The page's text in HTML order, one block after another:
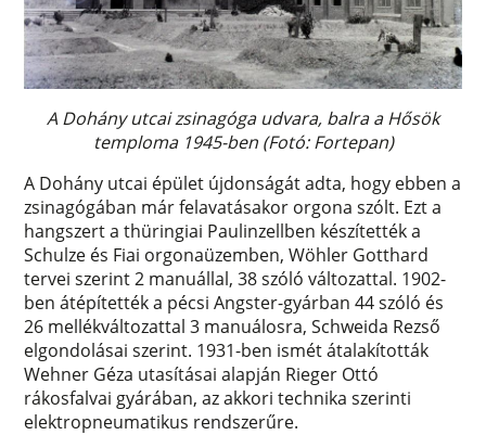
A Dohány utcai zsinagóga udvara, balra a Hősök
temploma 1945-ben (Fotó: Fortepan)
A Dohány utcai épület újdonságát adta, hogy ebben a
zsinagógában már felavatásakor orgona szólt. Ezt a
hangszert a thüringiai Paulinzellben készítették a
Schulze és Fiai orgonaüzemben, Wöhler Gotthard
tervei szerint 2 manuállal, 38 szóló változattal. 1902-
ben átépítették a pécsi Angster-gyárban 44 szóló és
26 mellékváltozattal 3 manuálosra, Schweida Rezső
elgondolásai szerint. 1931-ben ismét átalakították
Wehner Géza utasításai alapján Rieger Ottó
rákosfalvai gyárában, az akkori technika szerinti
elektropneumatikus rendszerűre.